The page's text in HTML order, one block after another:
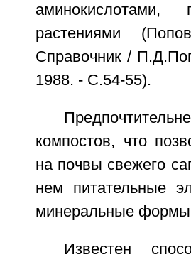
растениями
Справочник /
1988. - С.54-55).
компостов, что
на почвы свежего
нем питательные
минеральные
Известен